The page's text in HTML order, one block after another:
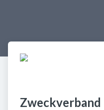
Zweckverband